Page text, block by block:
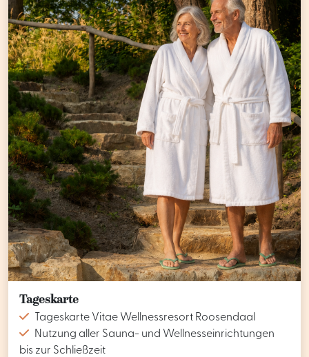
Tageskarte
Tageskarte Vitae Wellnessresort Roosendaal
Nutzung aller Sauna- und Wellnesseinrichtungen
bis zur Schließzeit